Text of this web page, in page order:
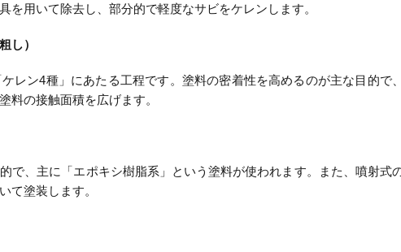
用いて除去し、部分的で軽度なサビをケレンします。
し）
レン4種」にあたる工程です。塗料の密着性を高めるのが主な目的で
料の接触面積を広げます。
で、主に「エポキシ樹脂系」という塗料が使われます。また、噴射式
て塗装します。